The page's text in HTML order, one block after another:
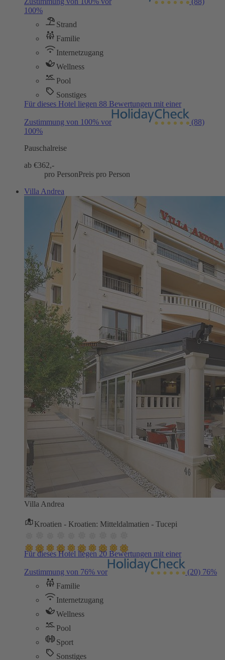
100%
Strand
Familie
Internetzugang
Wellness
Pool
Sonstiges
Für dieses Hotel liegen 88 Bewertungen mit einer
Zustimmung von 100% vor
(88)
100%
Pauschalreise
ab €362,-
pro PersonPreis pro Person
Villa Andrea
Villa Andrea
Kroatien - Kroatien: Mitteldalmatien - Tucepi
Für dieses Hotel liegen 20 Bewertungen mit einer
Zustimmung von 76% vor (20) 76%
Familie
Internetzugang
Wellness
Pool
Sport
Sonstiges